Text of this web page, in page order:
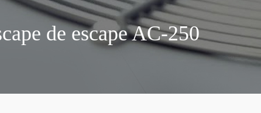
de escape AC-250